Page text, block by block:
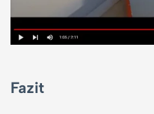
Fazit